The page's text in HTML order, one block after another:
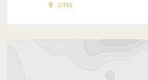
LITKE